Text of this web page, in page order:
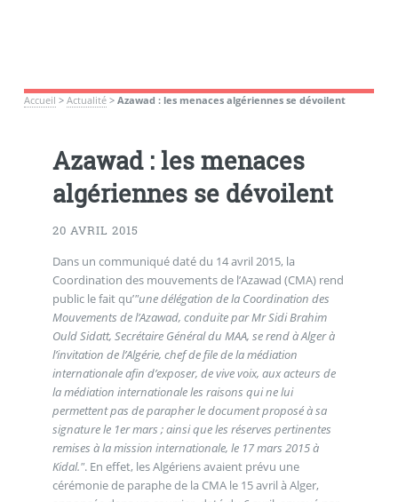
Accueil > Actualité> Azawad : les menaces algériennes se dévoilent
Azawad : les menaces
algériennes se dévoilent
20 AVRIL 2015
Dans un communiqué daté du 14 avril 2015, la
Coordination des mouvements de l’Azawad (CMA) rend
public le fait qu’"une délégation de la Coordination des
Mouvements de l’Azawad, conduite par Mr Sidi Brahim
Ould Sidatt, Secrétaire Général du MAA, se rend à Alger à
l’invitation de l’Algérie, chef de file de la médiation
internationale afin d’exposer, de vive voix, aux acteurs de
la médiation internationale les raisons qui ne lui
permettent pas de parapher le document proposé à sa
signature le 1er mars ; ainsi que les réserves pertinentes
remises à la mission internationale, le 17 mars 2015 à
Kidal.". En effet, les Algériens avaient prévu une
cérémonie de paraphe de la CMA le 15 avril à Alger,